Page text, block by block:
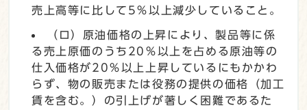
売上高等に比して5％以上減少していること。
（ロ）原油価格の上昇により、製品等に係
る売上原価のうち20％以上を占める原油等の
仕入価格が20％以上上昇しているにもかかわ
らず、物の販売または役務の提供の価格（加工
賃を含む。）の引上げが著しく困難であるた